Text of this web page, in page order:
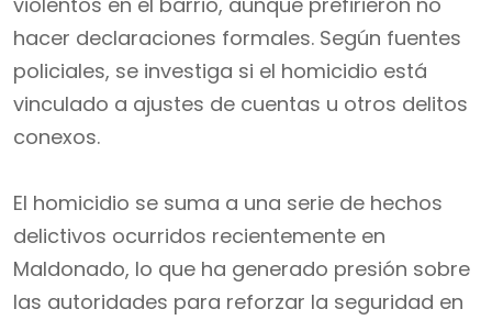
hacer declaraciones formales. Según fuentes
policiales, se investiga si el homicidio está
vinculado a ajustes de cuentas u otros delitos
conexos.
El homicidio se suma a una serie de hechos
delictivos ocurridos recientemente en
Maldonado, lo que ha generado presión sobre
las autoridades para reforzar la seguridad en